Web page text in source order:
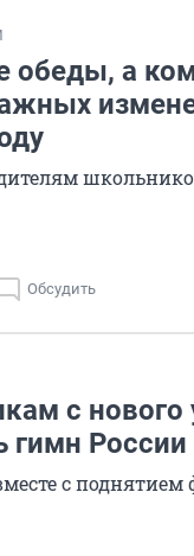
обеды, а
Обсудить
с нового
гимн России
с